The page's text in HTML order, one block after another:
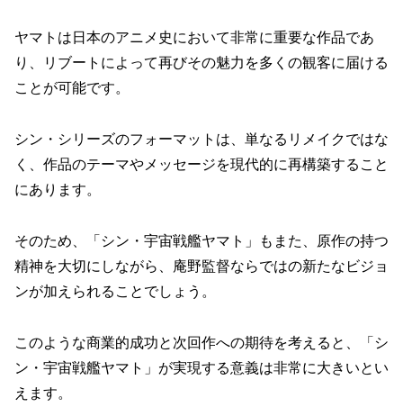
ヤマトは日本のアニメ史において非常に重要な作品であ
り、リブートによって再びその魅力を多くの観客に届ける
ことが可能です。
シン・シリーズのフォーマットは、単なるリメイクではな
く、作品のテーマやメッセージを現代的に再構築すること
にあります。
そのため、「シン・宇宙戦艦ヤマト」もまた、原作の持つ
精神を大切にしながら、庵野監督ならではの新たなビジョ
ンが加えられることでしょう。
このような商業的成功と次回作への期待を考えると、「シ
ン・宇宙戦艦ヤマト」が実現する意義は非常に大きいとい
えます。